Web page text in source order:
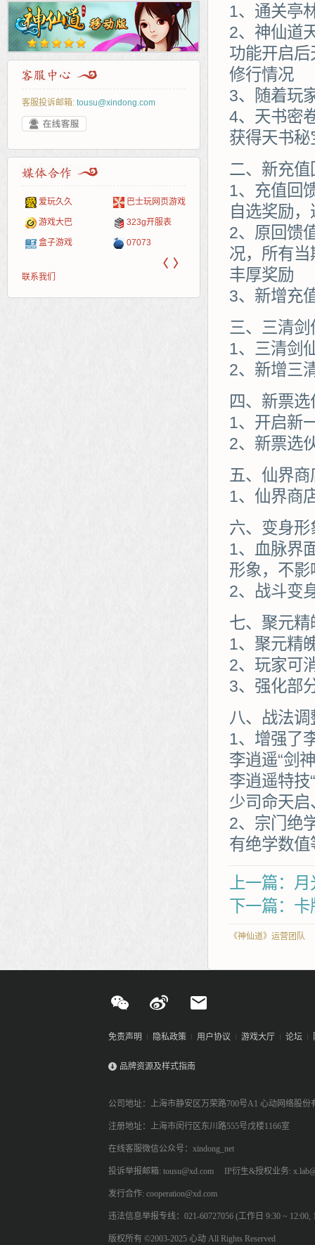
客服投诉邮箱: tousu@xindong.com
爱玩久久 巴士玩网页游戏
游戏大巴 323g开服表
盒子游戏 07073
页游网
腾讯游戏 新浪
网易
多玩
pcgame 中华网
Cwan
游一游
游侠网页游戏 40407
5617网游网 一游网
开服网
斗蟹网页游戏 游戏
〈 〉
联系我们
1、通关亭
2、神仙道
功能开启
修行情况
3、随着玩
4、天书密
获得天书
二、新充值
1、充值回
自选奖励
2、原回馈
况，所有
丰厚奖励
3、新增充
三、三清
1、三清剑
2、新增三
四、新票选
1、开启新
2、新票选
五、仙界商
1、仙界商
六、变身形
1、血脉界
形象，不
2、战斗变
七、聚元精
1、聚元精
2、玩家可
3、强化部
八、战法调
1、增强了
李逍遥“剑
李逍遥特技
少司命天
2、宗门绝
有绝学数
上一篇：
下一篇：
《神仙道》运营团队
免责声明 隐私政策 用户协议 游戏大厅 论坛
品牌资源及样式指南
公司地址：上海市静安区万荣路700号A1 心动网络股份
注册地址：上海市闵行区东川路555号戊楼1166室
在线客服微信公众号：xindong_net
投诉举报邮箱: tousu@xd.com IP衍生&授权业务:
发行合作: cooperation@xd.com
违法信息举报专线：021-60727056 (工作日 9:30 ~ 12:00,
版权所有 ©2003-2025 心动 All Rights Reserved